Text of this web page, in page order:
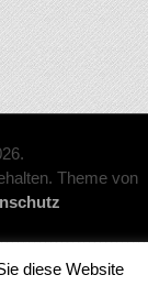
Theme von
diese Website